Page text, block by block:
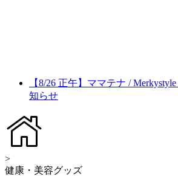
【8/26 正午】ママテナ /
知らせ
>
健康・美容グッズ